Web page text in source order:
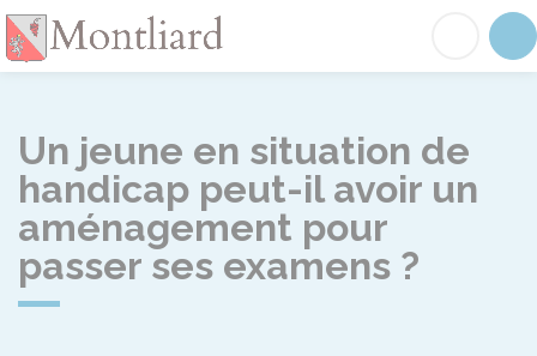
Un jeune en situation de
handicap peut-il avoir un
aménagement pour
passer ses examens ?